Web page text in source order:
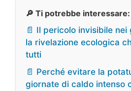
🔎 Ti potrebbe interessare:
📄 Il pericolo invisibile
la rivelazione ecologica
tutti
📄 Perché evitare la
giornate di caldo intenso